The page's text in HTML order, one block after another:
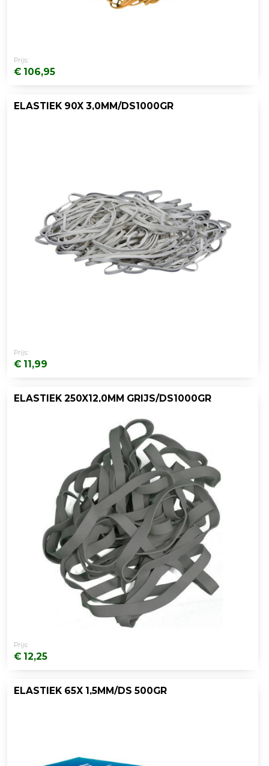
Prijs:
€ 106,95
ELASTIEK 90X 3,0MM/DS1000GR
Prijs:
€ 11,99
ELASTIEK 250X12,0MM GRIJS/DS1000GR
Prijs:
€ 12,25
ELASTIEK 65X 1,5MM/DS 500GR